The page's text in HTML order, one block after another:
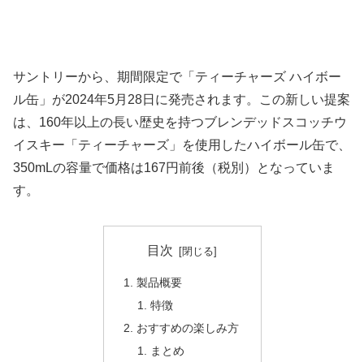
サントリーから、期間限定で「ティーチャーズ ハイボー
ル缶」が2024年5月28日に発売されます。この新しい提案
は、160年以上の長い歴史を持つブレンデッドスコッチウ
イスキー「ティーチャーズ」を使用したハイボール缶で、
350mLの容量で価格は167円前後（税別）となっていま
す。
目次
製品概要
特徴
おすすめの楽しみ方
まとめ